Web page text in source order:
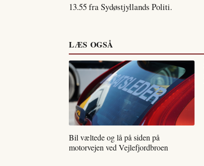
13.55 fra Sydøstjyllands Politi.
LÆS OGSÅ
Bil væltede og lå på siden på
motorvejen ved Vejlefjordbroen